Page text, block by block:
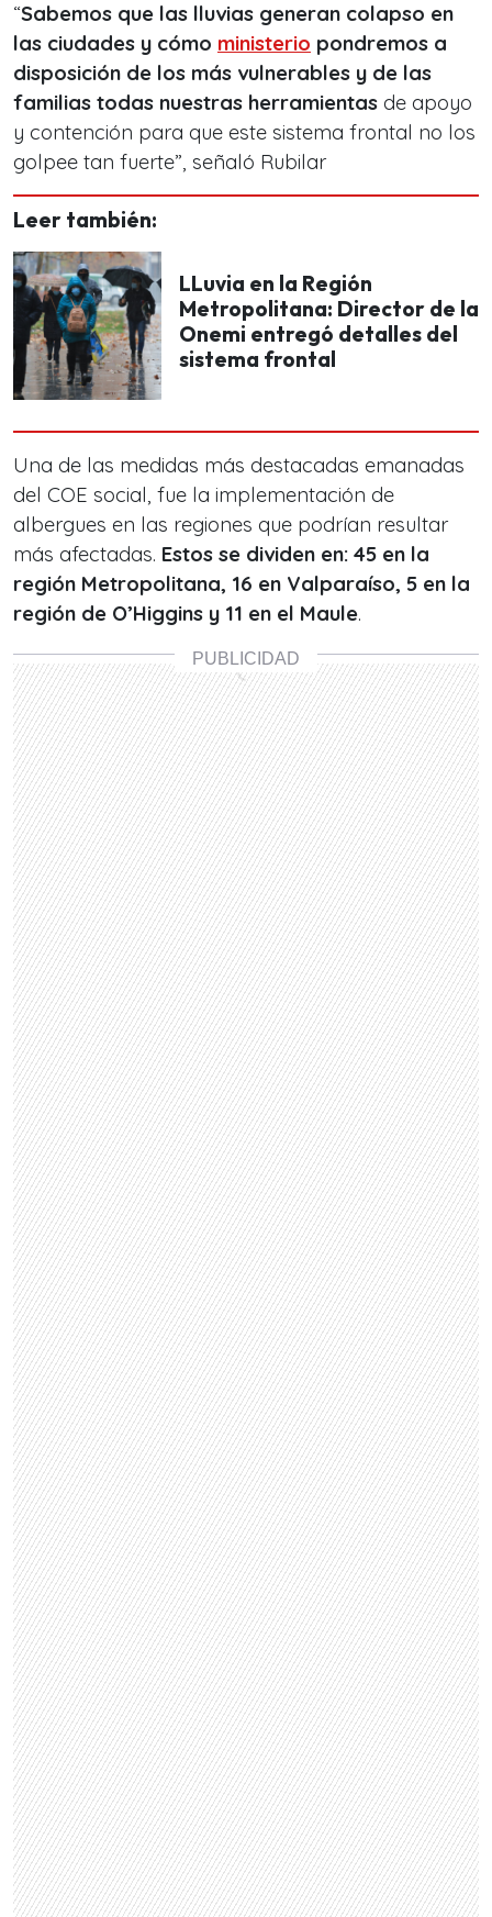
“Sabemos que las lluvias generan colapso en
las ciudades y cómo ministerio pondremos a
disposición de los más vulnerables y de las
familias todas nuestras herramientas de apoyo
y contención para que este sistema frontal no los
golpee tan fuerte”, señaló Rubilar
Leer también:
LLuvia en la Región
Metropolitana: Director de la
Onemi entregó detalles del
sistema frontal
Una de las medidas más destacadas emanadas
del COE social, fue la implementación de
albergues en las regiones que podrían resultar
más afectadas. Estos se dividen en: 45 en la
región Metropolitana, 16 en Valparaíso, 5 en la
región de O’Higgins y 11 en el Maule.